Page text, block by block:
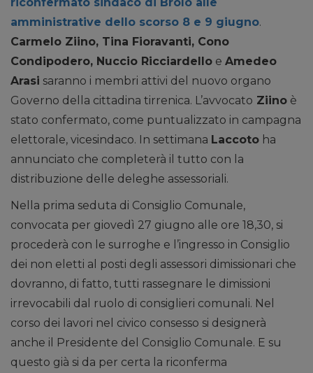
amministrative dello scorso 8 e 9 giugno.
Carmelo Ziino, Tina Fioravanti, Cono
Condipodero, Nuccio Ricciardello e Amedeo
Arasi saranno i membri attivi del nuovo organo
Governo della cittadina tirrenica. L’avvocato Ziino è
stato confermato, come puntualizzato in campagna
elettorale, vicesindaco. In settimana Laccoto ha
annunciato che completerà il tutto con la
distribuzione delle deleghe assessoriali.
Nella prima seduta di Consiglio Comunale,
convocata per giovedì 27 giugno alle ore 18,30, si
procederà con le surroghe e l’ingresso in Consiglio
dei non eletti al posti degli assessori dimissionari che
dovranno, di fatto, tutti rassegnare le dimissioni
irrevocabili dal ruolo di consiglieri comunali. Nel
corso dei lavori nel civico consesso si designerà
anche il Presidente del Consiglio Comunale. E su
questo già si da per certa la riconferma